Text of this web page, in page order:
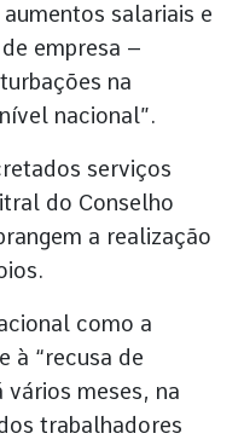
salariais e
empresa –
na
nacional”.
serviços
do Conselho
a realização
como a
à “recusa de
vários meses, na
trabalhadores